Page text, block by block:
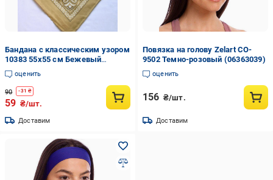
Бандана с классическим узором
10383 55х55 см Бежевый
(4548430)
оценить
90 -31 ₴
59 ₴/шт.
Доставим
Повязка на голову Zelart CO-
9502 Темно-розовый (06363039)
оценить
156 ₴/шт.
Доставим